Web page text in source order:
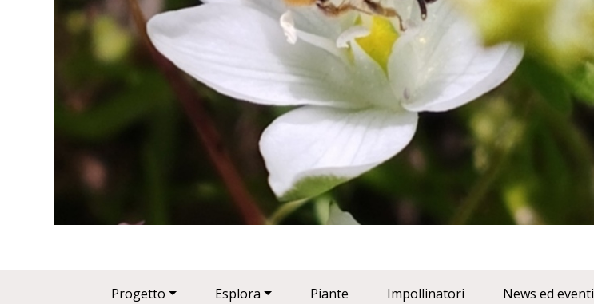
Main navigation
Progetto Esplora Piante Impollinatori News ed eventi